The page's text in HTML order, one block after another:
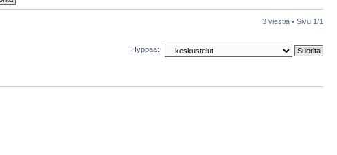
3 viestiä • Sivu 1/1
Hyppää: